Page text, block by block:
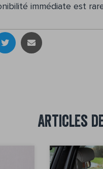
immédiate est
Articles